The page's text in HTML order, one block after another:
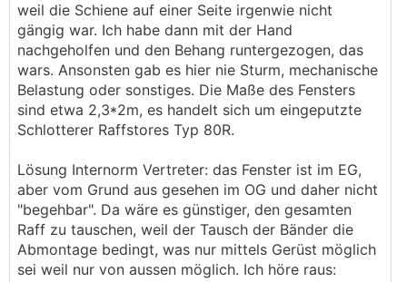
weil die Schiene auf einer Seite irgenwie nicht
gängig war. Ich habe dann mit der Hand
nachgeholfen und den Behang runtergezogen, das
wars. Ansonsten gab es hier nie Sturm, mechanische
Belastung oder sonstiges. Die Maße des Fensters
sind etwa 2,3*2m, es handelt sich um eingeputzte
Schlotterer Raffstores Typ 80R.
Lösung Internorm Vertreter: das Fenster ist im EG,
aber vom Grund aus gesehen im OG und daher nicht
"begehbar". Da wäre es günstiger, den gesamten
Raff zu tauschen, weil der Tausch der Bänder die
Abmontage bedingt, was nur mittels Gerüst möglich
sei weil nur von aussen möglich. Ich höre raus: